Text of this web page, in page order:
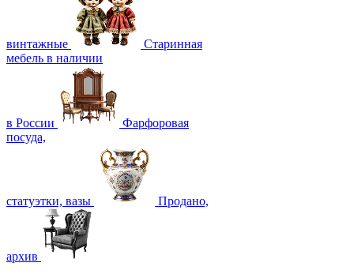
винтажные
Старинная
мебель в наличии
в России
Фарфоровая
посуда,
статуэтки, вазы Продано,
архив